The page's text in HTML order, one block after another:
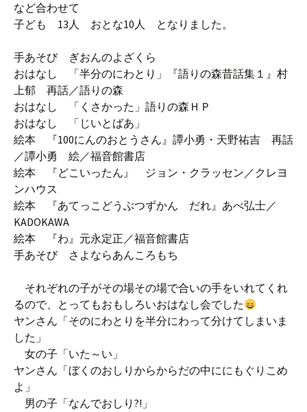
など合わせて
子ども 13人 おとな10人 となりました。
手あそび ぎおんのよざくら
おはなし 「半分のにわとり」『語りの森昔話集１』村
上郁 再話／語りの森
おはなし 「くさかった」語りの森ＨＰ
おはなし 「じいとばあ」
絵本 『100にんのおとうさん』譚小勇・天野祐吉 再話
／譚小勇 絵／福音館書店
絵本 『どこいったん』 ジョン・クラッセン／クレヨ
ンハウス
絵本 『あてっこどうぶつずかん だれ』あべ弘士／
KADOKAWA
絵本 『わ』元永定正／福音館書店
手あそび さよならあんころもち
それぞれの子がその場その場で合いの手をいれてくれ
るので、とってもおもしろいおはなし会でした
ヤンさん「そのにわとりを半分にわって分けてしまいま
した」
女の子「いた～い」
ヤンさん「ぼくのおしりからからだの中ににもぐりこめ
よ」
男の子「なんでおしり?!」